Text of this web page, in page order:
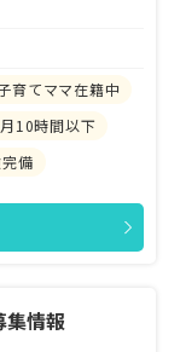
育てママ在籍中
10時間以下
備
集情報